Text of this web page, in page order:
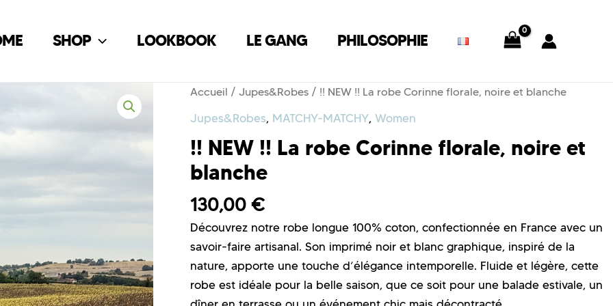
SHOP LOOKBOOK LE GANG PHILOSOPHIE
Accueil / Jupes&Robes/ !! NEW !! La robe Corinne florale, noire et blanche
Jupes&Robes, MATCHY-MATCHY, Women
!! NEW !! La robe Corinne florale, noire et
blanche
130,00 €
Découvrez notre robe longue 100% coton, confectionnée en France avec un
savoir-faire artisanal. Son imprimé noir et blanc graphique, inspiré de la
nature, apporte une touche d’élégance intemporelle. Fluide et légère, cette
robe est idéale pour la belle saison, que ce soit pour une balade estivale, un